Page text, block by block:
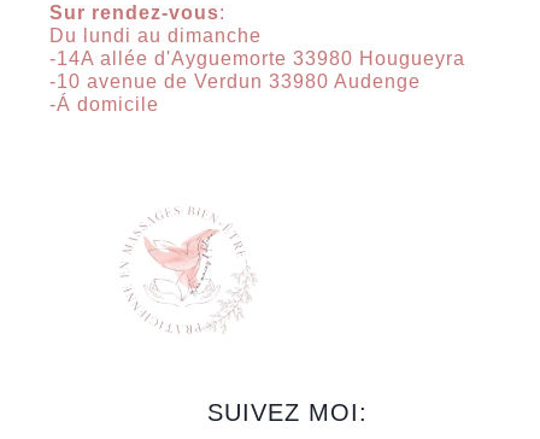
Sur rendez-vous:
Du lundi au dimanche
-14A allée d'Ayguemorte 33980 Hougueyra
-10 avenue de Verdun 33980 Audenge
-Á domicile
SUIVEZ MOI: